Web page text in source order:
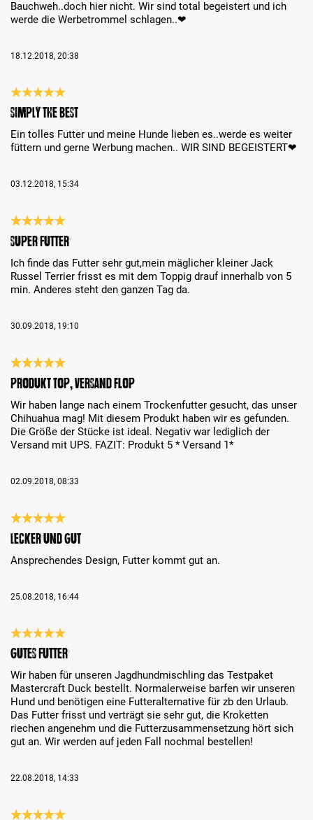
Bauchweh..doch hier nicht. Wir sind total begeistert und ich
werde die Werbetrommel schlagen..❤
18.12.2018, 20:38
Bewertung mit 5 von 5 Sternen
SIMPLY THE BEST
Ein tolles Futter und meine Hunde lieben es..werde es weiter
füttern und gerne Werbung machen.. WIR SIND BEGEISTERT❤
03.12.2018, 15:34
Bewertung mit 5 von 5 Sternen
Super Futter
Ich finde das Futter sehr gut,mein mäglicher kleiner Jack
Russel Terrier frisst es mit dem Toppig drauf innerhalb von 5
min. Anderes steht den ganzen Tag da.
30.09.2018, 19:10
Bewertung mit 5 von 5 Sternen
Produkt top, Versand flop
Wir haben lange nach einem Trockenfutter gesucht, das unser
Chihuahua mag! Mit diesem Produkt haben wir es gefunden.
Die Größe der Stücke ist ideal. Negativ war lediglich der
Versand mit UPS. FAZIT: Produkt 5 * Versand 1*
02.09.2018, 08:33
Bewertung mit 5 von 5 Sternen
Lecker und gut
Ansprechendes Design, Futter kommt gut an.
25.08.2018, 16:44
Bewertung mit 5 von 5 Sternen
gutes Futter
Wir haben für unseren Jagdhundmischling das Testpaket
Mastercraft Duck bestellt. Normalerweise barfen wir unseren
Hund und benötigen eine Futteralternative für zb den Urlaub.
Das Futter frisst und verträgt sie sehr gut, die Kroketten
riechen angenehm und die Futterzusammensetzung hört sich
gut an. Wir werden auf jeden Fall nochmal bestellen!
22.08.2018, 14:33